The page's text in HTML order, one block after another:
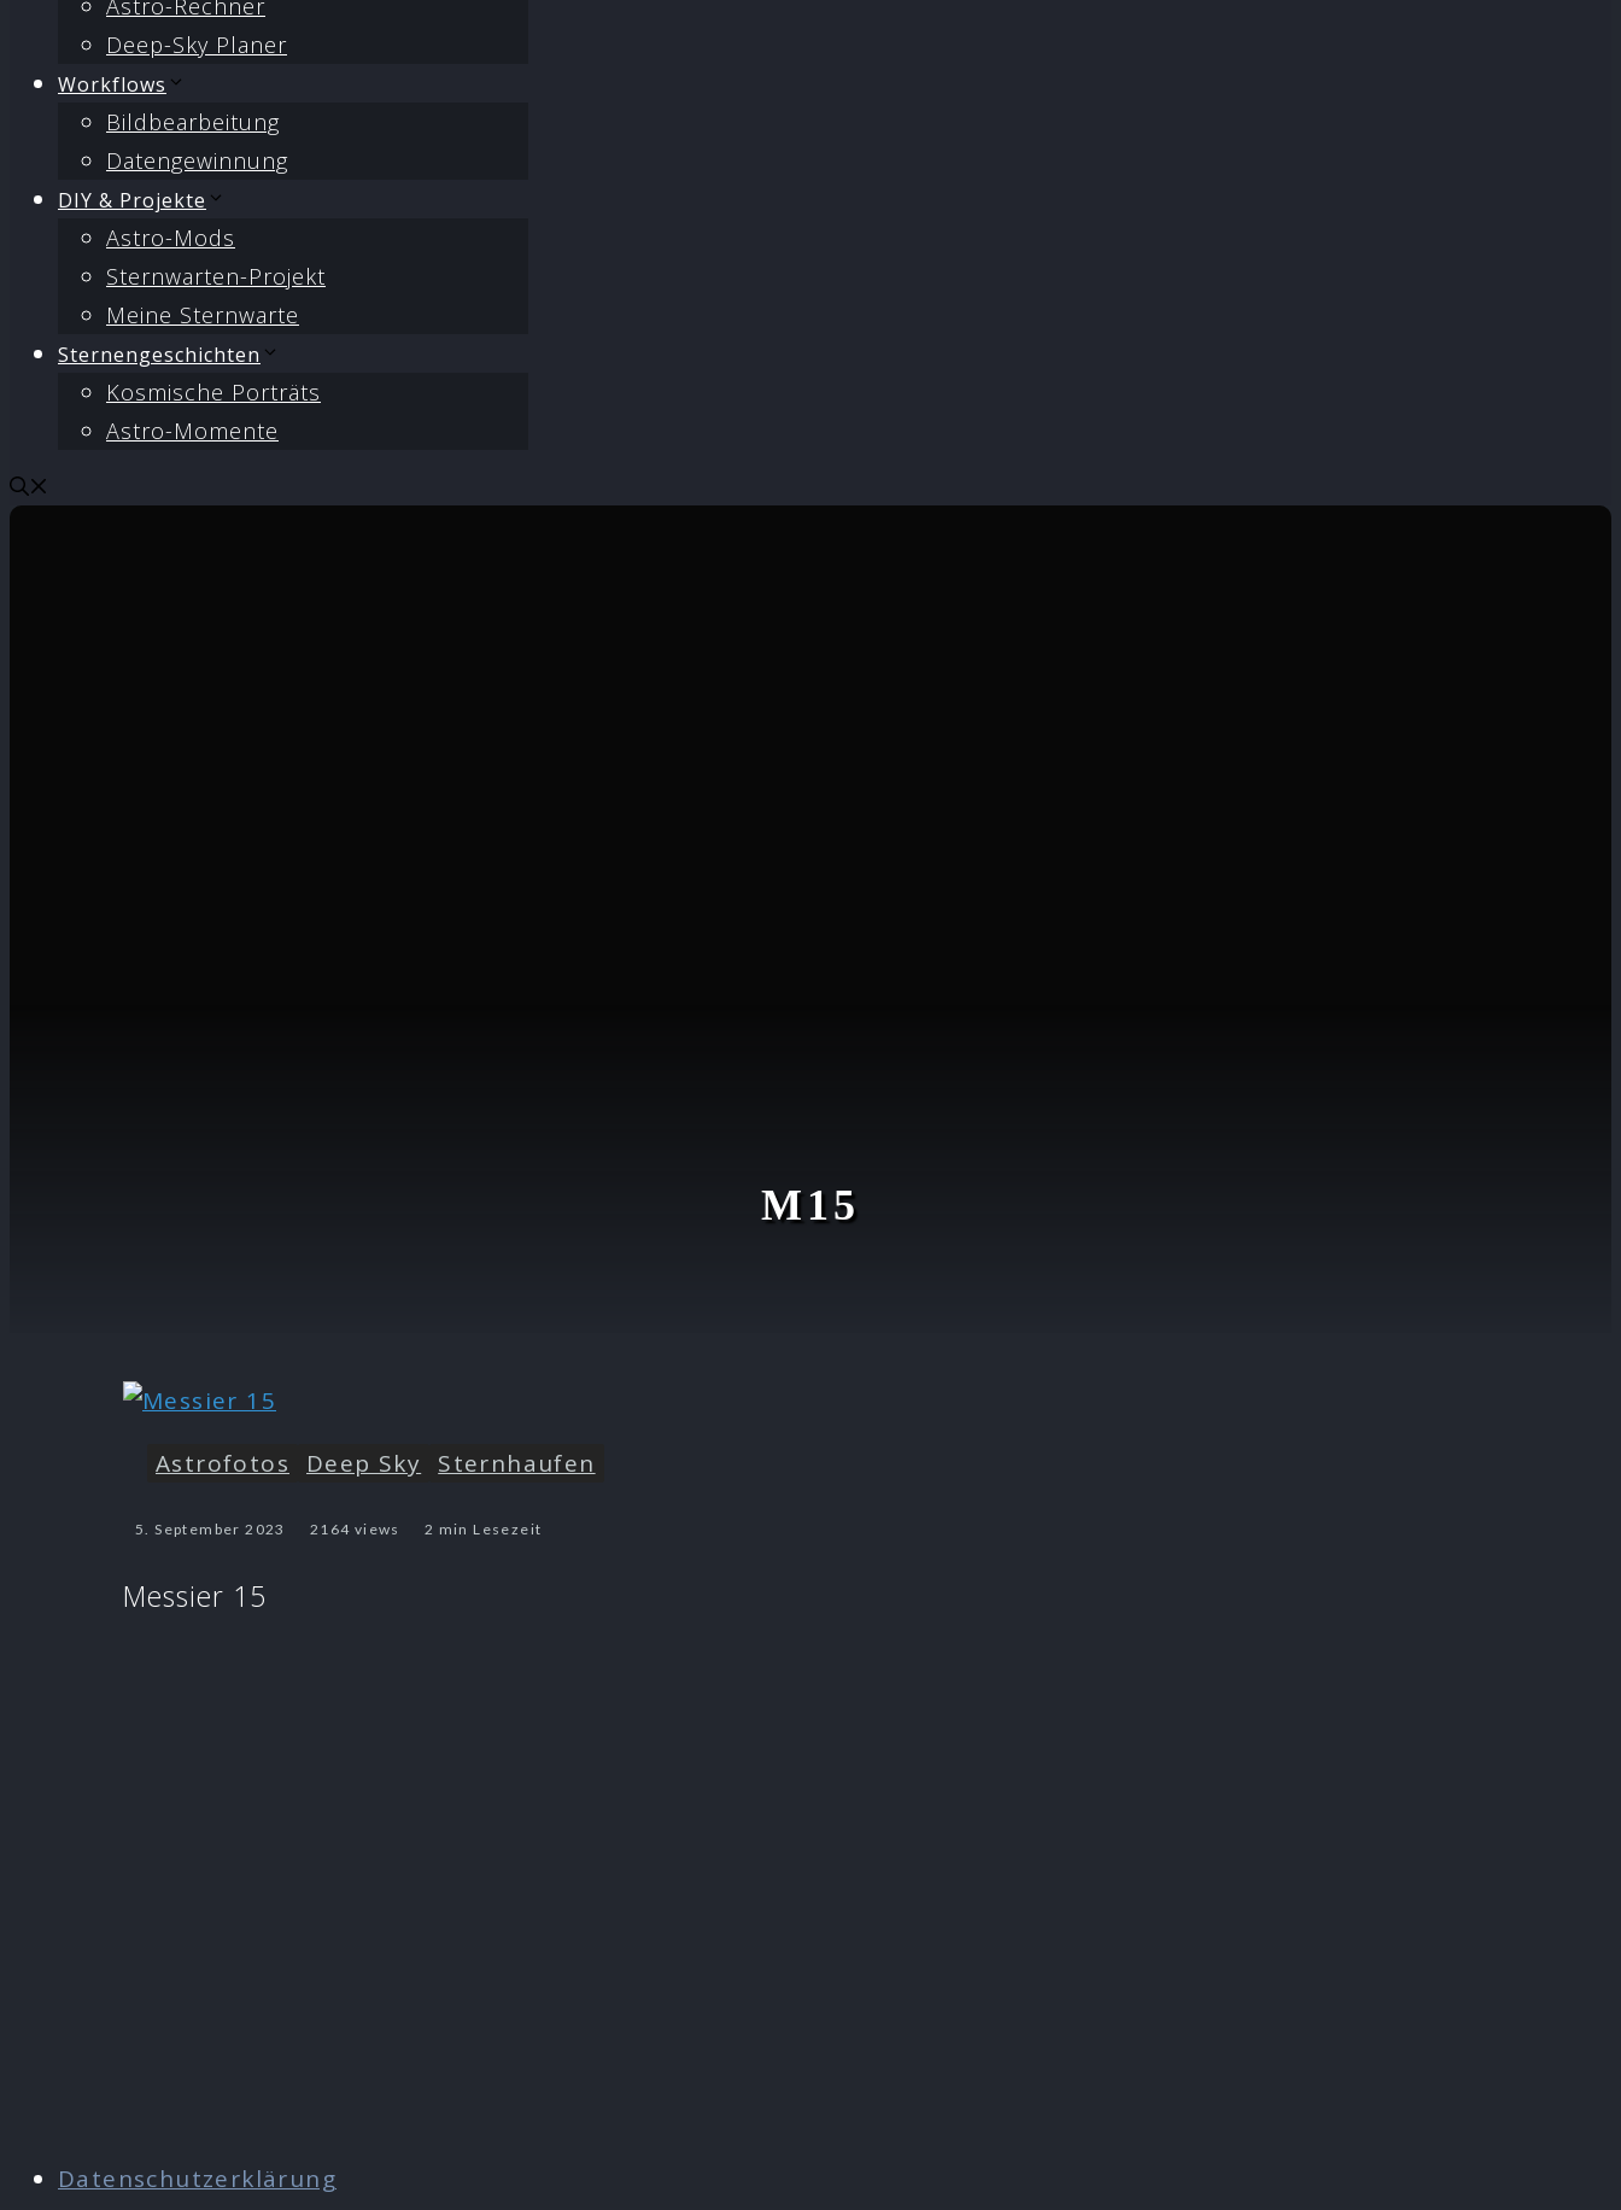
Astro-Rechner
Deep-Sky Planer
Workflows
Bildbearbeitung
Datengewinnung
DIY & Projekte
Astro-Mods
Sternwarten-Projekt
Meine Sternwarte
Sternengeschichten
Kosmische Porträts
Astro-Momente
M15
Astrofotos Deep Sky Sternhaufen
5. September 2023 2164 views 2 min Lesezeit
Messier 15
Datenschutzerklärung